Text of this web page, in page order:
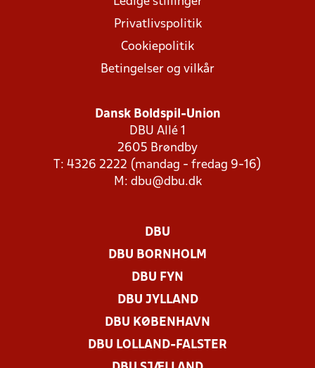
Privatlivspolitik
Cookiepolitik
Betingelser og vilkår
Dansk Boldspil-Union
DBU Allé 1
2605 Brøndby
T: 4326 2222 (mandag - fredag 9-16)
M: dbu@dbu.dk
DBU
DBU BORNHOLM
DBU FYN
DBU JYLLAND
DBU KØBENHAVN
DBU LOLLAND-FALSTER